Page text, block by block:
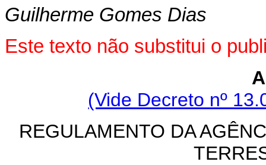
Guilherme Gomes Dias
Este texto não substitui o
(Vide Decreto nº
REGULAMENTO DA